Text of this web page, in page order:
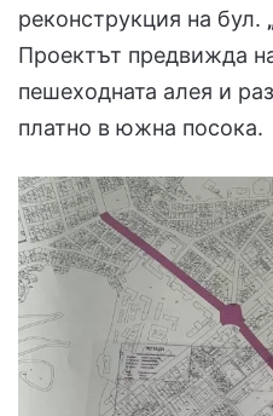
реконструкция на бул.
Проектът предвижда
пешеходната алея и
платно в южна посока.